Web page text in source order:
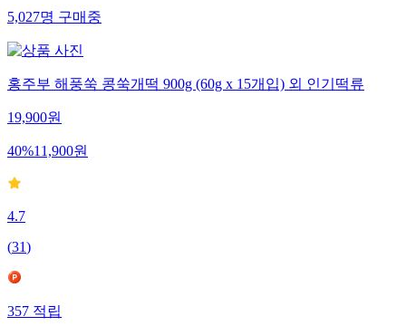
5,027명구매중
홍주부 해풍쑥 콩쑥개떡 900g (60g x 15개입) 외 인기떡류
19,900원
40%11,900원
4.7
(31)
357적립